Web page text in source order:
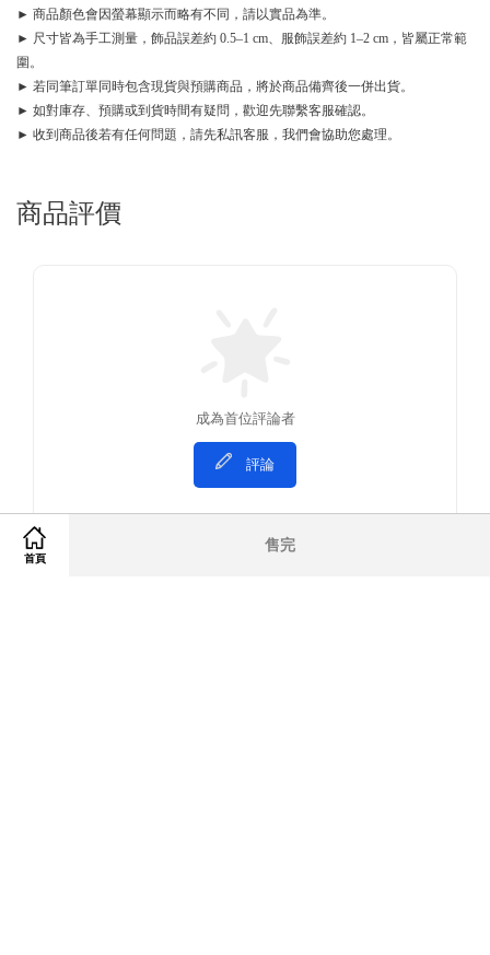
首頁
售完
► 商品顏色會因螢幕顯示而略有不同，請以實品為準。
► 尺寸皆為手工測量，飾品誤差約 0.5–1 cm、服飾誤差約 1–2 cm，皆屬正常範
圍。
► 若同筆訂單同時包含現貨與預購商品，將於商品備齊後一併出貨。
► 如對庫存、預購或到貨時間有疑問，歡迎先聯繫客服確認。
► 收到商品後若有任何問題，請先私訊客服，我們會協助您處理。
商品評價
成為首位評論者
評論